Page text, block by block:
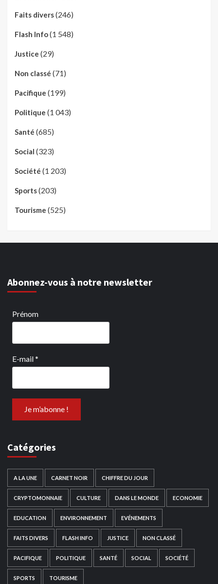
Faits divers(246)
Flash Info(1 548)
Justice (29)
Non classé (71)
Pacifique (199)
Politique (1 043)
Santé (685)
Social (323)
Société (1 203)
Sports(203)
Tourisme (525)
Abonnez-vous à notre newsletter
Prénom
E-mail*
Catégories
A LA UNE CARNET NOIR CHIFFRE DU JOUR
CRYPTOMONNAIE CULTURE DANS LE MONDE ECONOMIE
EDUCATION ENVIRONNEMENT EVÉNEMENTS
FAITS DIVERS FLASH INFO JUSTICE NON CLASSÉ
PACIFIQUE POLITIQUE SANTÉ SOCIAL SOCIÉTÉ
SPORTS TOURISME